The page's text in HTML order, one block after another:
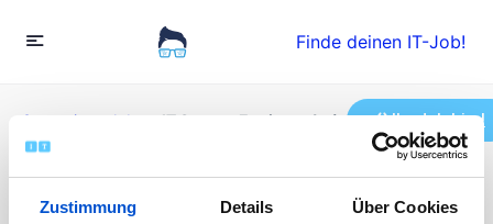
Zustimmung Details Über Cookies
Finde deinen IT-Job!
Startseite Jobs
IT System Engineer (w/m/d) Network-
Security
Ihr Job hier!